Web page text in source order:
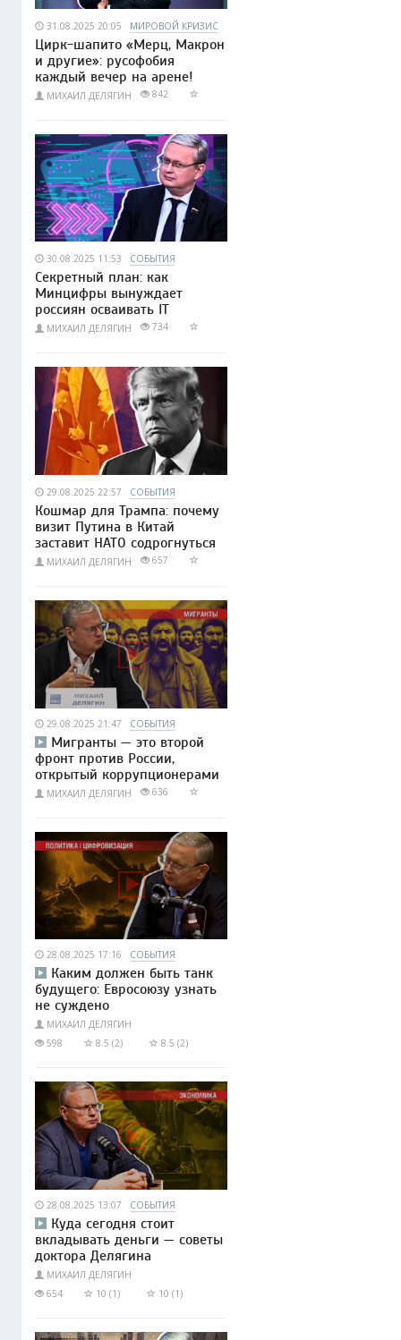
31.08.2025 20:05 МИРОВОЙ КРИЗИС
Цирк-шапито «Мерц, Макрон
и другие»: русофобия
каждый вечер на арене!
МИХАИЛ ДЕЛЯГИН 842
30.08.2025 11:53 СОБЫТИЯ
Секретный план: как
Минцифры вынуждает
россиян осваивать IT
МИХАИЛ ДЕЛЯГИН 734
29.08.2025 22:57 СОБЫТИЯ
Кошмар для Трампа: почему
визит Путина в Китай
заставит НАТО содрогнуться
МИХАИЛ ДЕЛЯГИН 657
29.08.2025 21:47 СОБЫТИЯ
Мигранты — это второй
фронт против России,
открытый коррупционерами
МИХАИЛ ДЕЛЯГИН 636
28.08.2025 17:16 СОБЫТИЯ
Каким должен быть танк
будущего: Евросоюзу узнать
не суждено
МИХАИЛ ДЕЛЯГИН
598
8.5 (2) 8.5 (2)
28.08.2025 13:07 СОБЫТИЯ
Куда сегодня стоит
вкладывать деньги — советы
доктора Делягина
МИХАИЛ ДЕЛЯГИН
654
10 (1) 10 (1)